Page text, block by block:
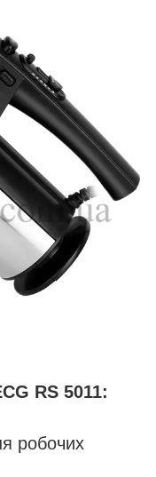
RS 5011:
робочих